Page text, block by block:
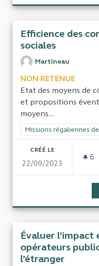
Efficience des
sociales
Martineau
NON RETENUE
Etat des moyens de
et propositions
moyens...
Filtrer les résultats de
Missions régaliennes
CRÉÉ LE
22/09/2023
6
Évaluer
opérateurs
l’étranger